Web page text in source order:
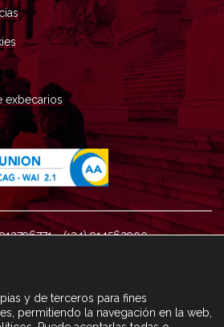
exbecarios
- (+34) 914562900
y de terceros para fines
permitiendo la navegación en la web,